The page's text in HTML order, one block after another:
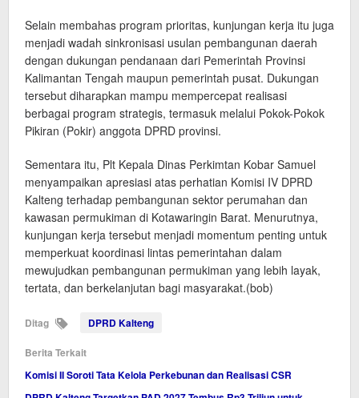
Selain membahas program prioritas, kunjungan kerja itu juga
menjadi wadah sinkronisasi usulan pembangunan daerah
dengan dukungan pendanaan dari Pemerintah Provinsi
Kalimantan Tengah maupun pemerintah pusat. Dukungan
tersebut diharapkan mampu mempercepat realisasi
berbagai program strategis, termasuk melalui Pokok-Pokok
Pikiran (Pokir) anggota DPRD provinsi.
Sementara itu, Plt Kepala Dinas Perkimtan Kobar Samuel
menyampaikan apresiasi atas perhatian Komisi IV DPRD
Kalteng terhadap pembangunan sektor perumahan dan
kawasan permukiman di Kotawaringin Barat. Menurutnya,
kunjungan kerja tersebut menjadi momentum penting untuk
memperkuat koordinasi lintas pemerintahan dalam
mewujudkan pembangunan permukiman yang lebih layak,
tertata, dan berkelanjutan bagi masyarakat.(bob)
Ditag DPRD Kalteng
Berita Terkait
Komisi II Soroti Tata Kelola Perkebunan dan Realisasi CSR